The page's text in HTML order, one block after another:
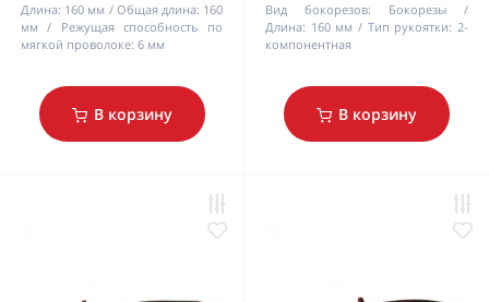
Длина: 160 мм Общая длина: 160
мм
Режущая способность по
мягкой проволоке: 6 мм
В корзину
Вид бокорезов:
Бокорезы
Длина: 160 мм Тип рукоятки: 2-
компонентная
В корзину